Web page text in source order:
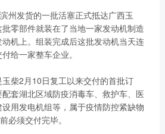
个
、
涉
，
、
有
发货的一批活塞正式抵达广西玉
零部件就装在了当地一家发动机制造
机上。组装完成后这批发动机当天连
给一家整车企业。
柴2月10日复工以来交付的首批订
套湖北区域防疫消毒车、救护车、医
用发电机组等，属于疫情防控紧缺物
必须交付完毕。